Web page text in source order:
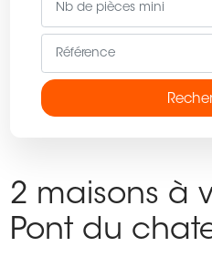
2 maisons à
Pont du